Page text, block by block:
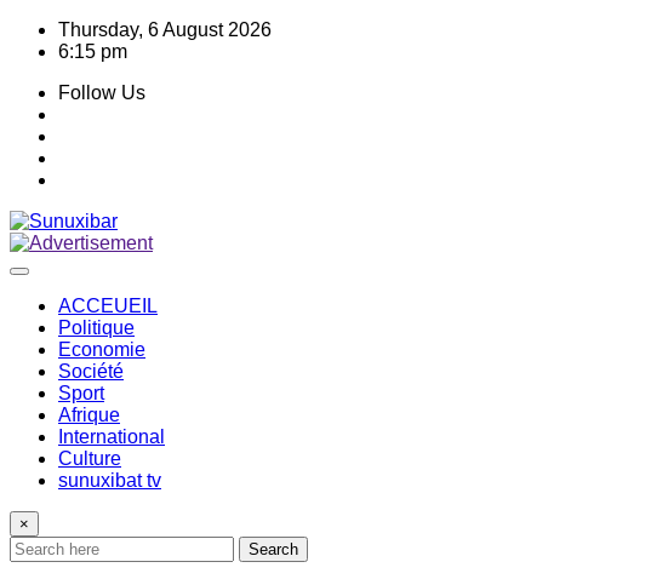
Skip
Thursday, 6 August 2026
6:15 pm
Follow Us
ACCEUEIL
Politique
Economie
Société
Sport
Afrique
International
Culture
sunuxibat tv
×
Search